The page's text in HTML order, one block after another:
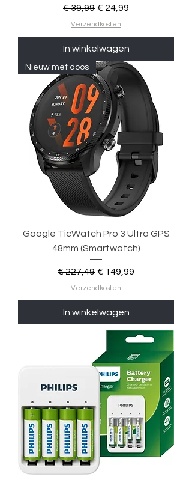
Normale prijs
€ 39,99 Verkoopprijs
€ 24,99
Verzendkosten
In winkelwagen
Nieuw met doos
Google TicWatch Pro 3 Ultra GPS
48mm (Smartwatch)
Normale prijs
€ 227,49 Verkoopprijs
€ 149,99
Verzendkosten
In winkelwagen